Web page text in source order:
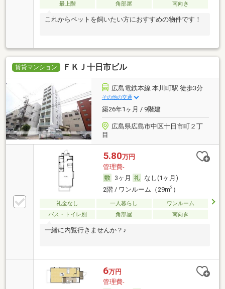
最上階
角部屋 南向き
これからペットを飼いたい方におすすめの物件です！
賃貸マンション ＦＫＪ十日市ビル
広島電鉄本線 本川町駅 徒歩3分
その他の交通
築26年1ヶ月 / 9階建
広島県広島市中区十日市町２丁
目
5.80万円
管理費-
3ヶ月
なし(1ヶ月)
2階 / ワンルーム（29m2）
礼金なし 一人暮らし
ワンルーム
バス・トイレ別
角部屋 南向き
一緒に内覧行きませんか？♪
6万円
管理費-